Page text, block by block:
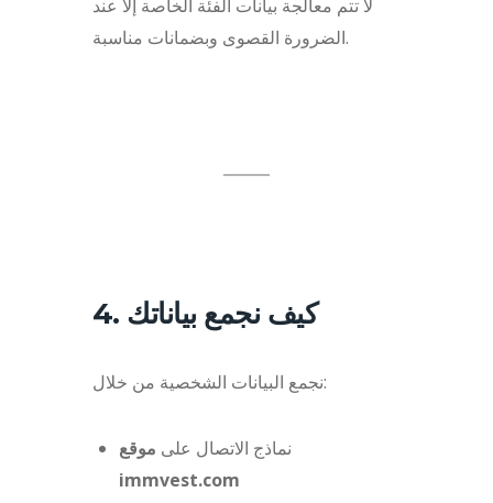
لا تتم معالجة بيانات الفئة الخاصة إلا عند
الضرورة القصوى وبضمانات مناسبة.
4. كيف نجمع بياناتك
نجمع البيانات الشخصية من خلال:
نماذج الاتصال على موقع
immvest.com